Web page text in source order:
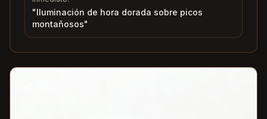
"Iluminación de hora dorada sobre picos
montañosos"